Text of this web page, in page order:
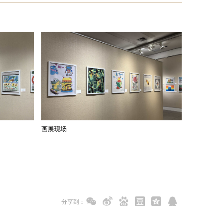
画展现场
分享到：